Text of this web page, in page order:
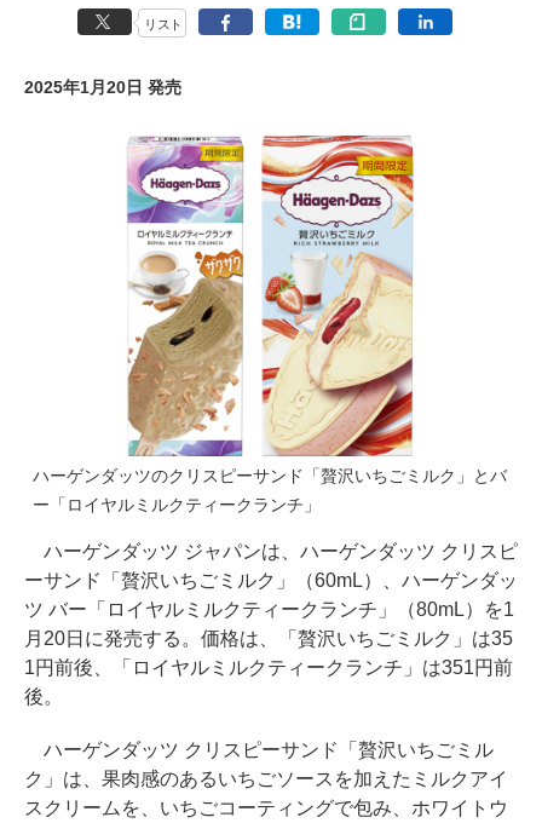
リスト
2025年1月20日 発売
ハーゲンダッツのクリスピーサンド「贅沢いちごミルク」とバ
ー「ロイヤルミルクティークランチ」
ハーゲンダッツ ジャパンは、ハーゲンダッツ クリスピ
ーサンド「贅沢いちごミルク」（60mL）、ハーゲンダッ
ツ バー「ロイヤルミルクティークランチ」（80mL）を1
月20日に発売する。価格は、「贅沢いちごミルク」は35
1円前後、「ロイヤルミルクティークランチ」は351円前
後。
ハーゲンダッツ クリスピーサンド「贅沢いちごミル
ク」は、果肉感のあるいちごソースを加えたミルクアイ
スクリームを、いちごコーティングで包み、ホワイトウ